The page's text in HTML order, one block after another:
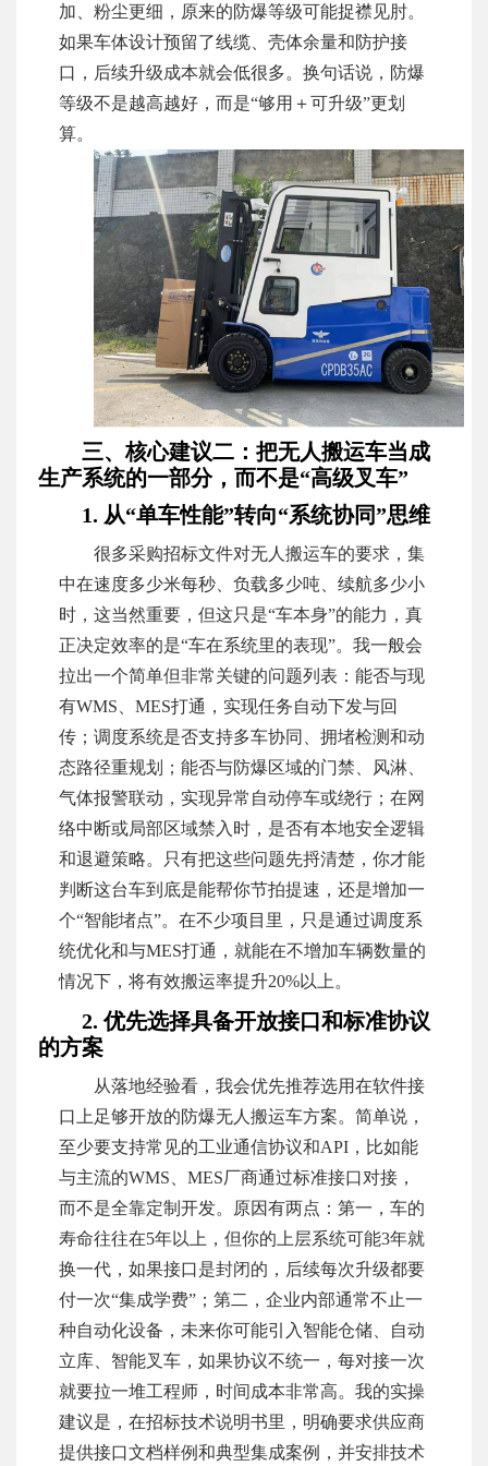
加、粉尘更细，原来的防爆等级可能捉襟见肘。
如果车体设计预留了线缆、壳体余量和防护接
口，后续升级成本就会低很多。换句话说，防爆
等级不是越高越好，而是“够用＋可升级”更划
算。
三、核心建议二：把无人搬运车当成
生产系统的一部分，而不是“高级叉车”
1. 从“单车性能”转向“系统协同”思维
很多采购招标文件对无人搬运车的要求，集
中在速度多少米每秒、负载多少吨、续航多少小
时，这当然重要，但这只是“车本身”的能力，真
正决定效率的是“车在系统里的表现”。我一般会
拉出一个简单但非常关键的问题列表：能否与现
有WMS、MES打通，实现任务自动下发与回
传；调度系统是否支持多车协同、拥堵检测和动
态路径重规划；能否与防爆区域的门禁、风淋、
气体报警联动，实现异常自动停车或绕行；在网
络中断或局部区域禁入时，是否有本地安全逻辑
和退避策略。只有把这些问题先捋清楚，你才能
判断这台车到底是能帮你节拍提速，还是增加一
个“智能堵点”。在不少项目里，只是通过调度系
统优化和与MES打通，就能在不增加车辆数量的
情况下，将有效搬运率提升20%以上。
2. 优先选择具备开放接口和标准协议
的方案
从落地经验看，我会优先推荐选用在软件接
口上足够开放的防爆无人搬运车方案。简单说，
至少要支持常见的工业通信协议和API，比如能
与主流的WMS、MES厂商通过标准接口对接，
而不是全靠定制开发。原因有两点：第一，车的
寿命往往在5年以上，但你的上层系统可能3年就
换一代，如果接口是封闭的，后续每次升级都要
付一次“集成学费”；第二，企业内部通常不止一
种自动化设备，未来你可能引入智能仓储、自动
立库、智能叉车，如果协议不统一，每对接一次
就要拉一堆工程师，时间成本非常高。我的实操
建议是，在招标技术说明书里，明确要求供应商
提供接口文档样例和典型集成案例，并安排技术